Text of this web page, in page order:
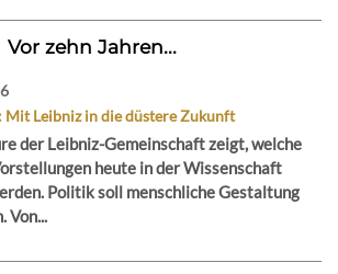
Vor zehn Jahren...
Mit Leibniz in die düstere Zukunft
der Leibniz-Gemeinschaft zeigt, welche
heute in der Wissenschaft
Politik soll menschliche Gestaltung
Von...